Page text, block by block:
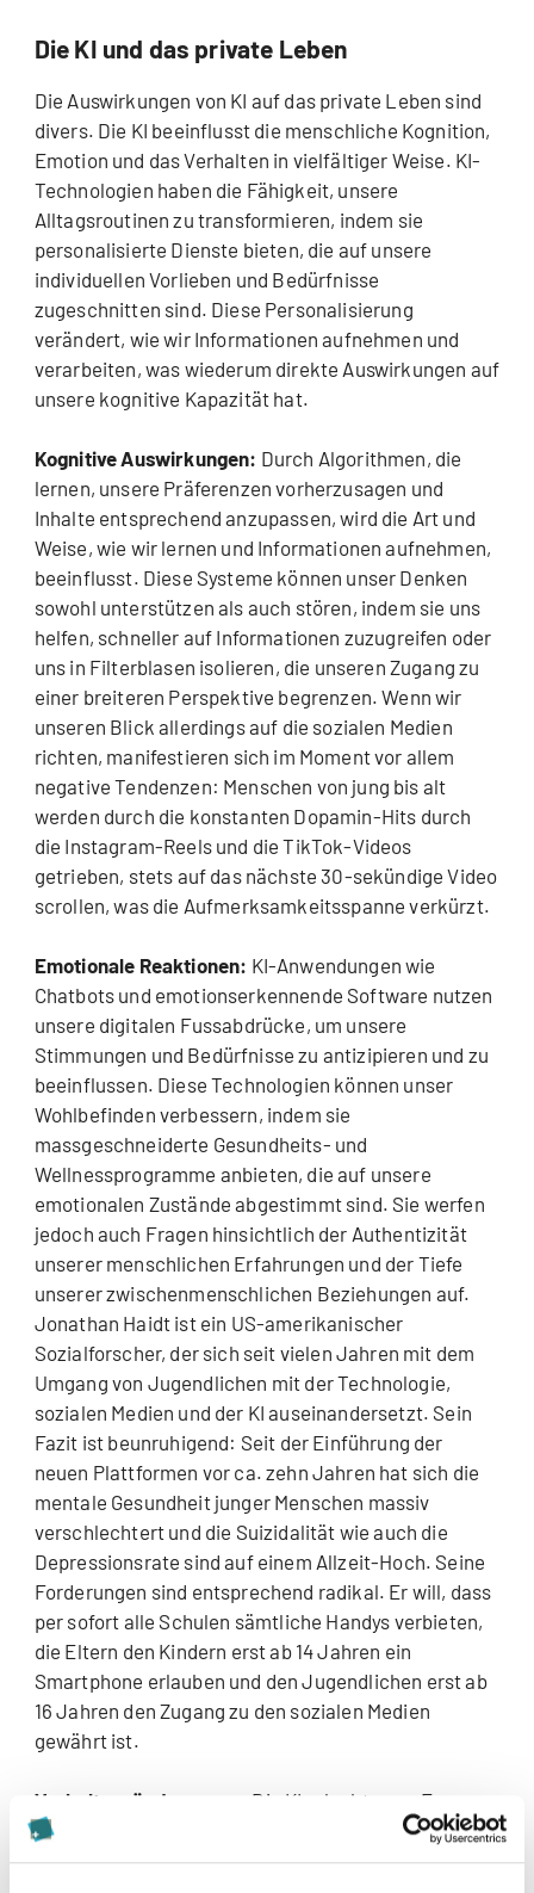
Die KI und das private Leben
Die Auswirkungen von KI auf das private Leben sind
divers. Die KI beeinflusst die menschliche Kognition,
Emotion und das Verhalten in vielfältiger Weise. KI-
Technologien haben die Fähigkeit, unsere
Alltagsroutinen zu transformieren, indem sie
personalisierte Dienste bieten, die auf unsere
individuellen Vorlieben und Bedürfnisse
zugeschnitten sind. Diese Personalisierung
verändert, wie wir Informationen aufnehmen und
verarbeiten, was wiederum direkte Auswirkungen auf
unsere kognitive Kapazität hat.
Kognitive Auswirkungen: Durch Algorithmen, die
lernen, unsere Präferenzen vorherzusagen und
Inhalte entsprechend anzupassen, wird die Art und
Weise, wie wir lernen und Informationen aufnehmen,
beeinflusst. Diese Systeme können unser Denken
sowohl unterstützen als auch stören, indem sie uns
helfen, schneller auf Informationen zuzugreifen oder
uns in Filterblasen isolieren, die unseren Zugang zu
einer breiteren Perspektive begrenzen. Wenn wir
unseren Blick allerdings auf die sozialen Medien
richten, manifestieren sich im Moment vor allem
negative Tendenzen: Menschen von jung bis alt
werden durch die konstanten Dopamin-Hits durch
die Instagram-Reels und die TikTok-Videos
getrieben, stets auf das nächste 30-sekündige Video
scrollen, was die Aufmerksamkeitsspanne verkürzt.
Emotionale Reaktionen: KI-Anwendungen wie
Chatbots und emotionserkennende Software nutzen
unsere digitalen Fussabdrücke, um unsere
Stimmungen und Bedürfnisse zu antizipieren und zu
beeinflussen. Diese Technologien können unser
Wohlbefinden verbessern, indem sie
massgeschneiderte Gesundheits- und
Wellnessprogramme anbieten, die auf unsere
emotionalen Zustände abgestimmt sind. Sie werfen
jedoch auch Fragen hinsichtlich der Authentizität
unserer menschlichen Erfahrungen und der Tiefe
unserer zwischenmenschlichen Beziehungen auf.
Jonathan Haidt ist ein US-amerikanischer
Sozialforscher, der sich seit vielen Jahren mit dem
Umgang von Jugendlichen mit der Technologie,
sozialen Medien und der KI auseinandersetzt. Sein
Fazit ist beunruhigend: Seit der Einführung der
neuen Plattformen vor ca. zehn Jahren hat sich die
mentale Gesundheit junger Menschen massiv
verschlechtert und die Suizidalität wie auch die
Depressionsrate sind auf einem Allzeit-Hoch. Seine
Forderungen sind entsprechend radikal. Er will, dass
per sofort alle Schulen sämtliche Handys verbieten,
die Eltern den Kindern erst ab 14 Jahren ein
Smartphone erlauben und den Jugendlichen erst ab
16 Jahren den Zugang zu den sozialen Medien
gewährt ist.
Verhaltensänderungen: Die KI erlaubt neue Formen
der Interaktion und Kommunikation, die unser
Sozialverhalten verändern können. Einerseits